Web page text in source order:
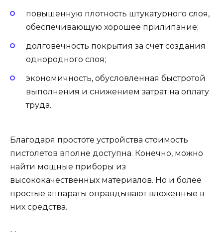
повышенную плотность штукатурного слоя,
обеспечивающую хорошее прилипание;
долговечность покрытия за счет создания
однородного слоя;
экономичность, обусловленная быстротой
выполнения и снижением затрат на оплату
труда.
Благодаря простоте устройства стоимость
пистолетов вполне доступна. Конечно, можно
найти мощные приборы из
высококачественных материалов. Но и более
простые аппараты оправдывают вложенные в
них средства.